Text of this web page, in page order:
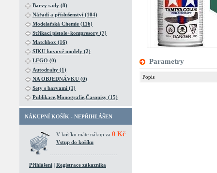
Barvy sady (8)
Nářadí a příslušenství (104)
Modelařská Chemie (116)
Stříkací pistole+kompresory (7)
Matchbox (16)
SIKU kovové modely (2)
LEGO (0)
Autodrahy (1)
NA OBJEDNÁVKU (0)
Sety s barvami (1)
Publikace,Monografie,Časopisy (15)
NÁKUPNÍ KOŠÍK - NEPŘIHLÁŠEN
V košíku máte nákup za 0 Kč
Vstup do košíku
Přihlášení | Registrace zákazníka
Parametry
Popis